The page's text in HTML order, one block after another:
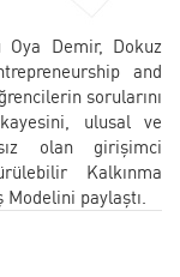
Demir, Dokuz
and
sorularını
ulusal ve
olan girişimci
Kalkınma
Modelini paylaştı.